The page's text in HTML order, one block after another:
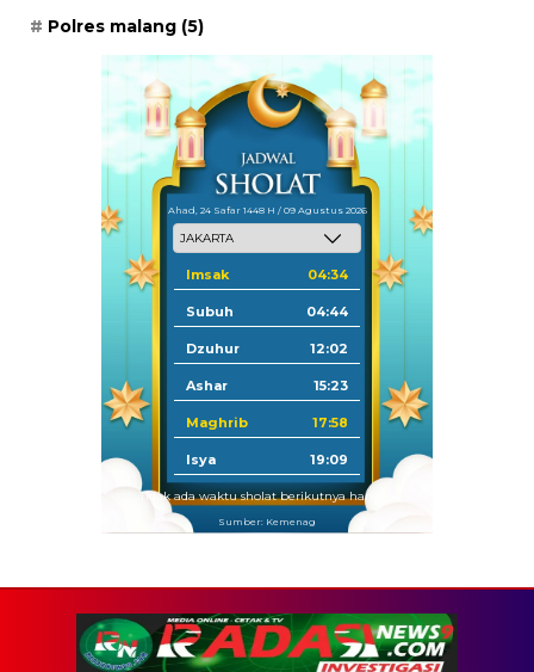
Polres malang (5)
Ahad, 24 Safar 1448 H / 09 Agustus 2026
Imsak 04:34
Subuh 04:44
Dzuhur 12:02
Ashar 15:23
Maghrib 17:58
Isya 19:09
Tidak ada waktu sholat berikutnya hari ini.
Sumber: Kemenag